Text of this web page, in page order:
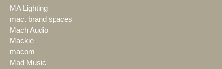
MA Lighting
mac. brand spaces
Mach Audio
Mackie
macom
Mad Music